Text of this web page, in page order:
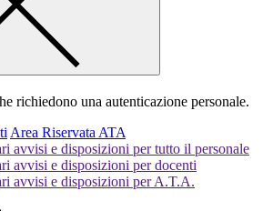
richiedono una autenticazione personale.
Area Riservata ATA
avvisi e disposizioni per tutto il personale
avvisi e disposizioni per docenti
avvisi e disposizioni per A.T.A.